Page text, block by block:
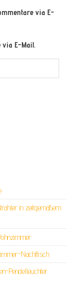
via E-
via E-Mail.
in zeitgemäßem
Nachttisch
Pendelleuchter